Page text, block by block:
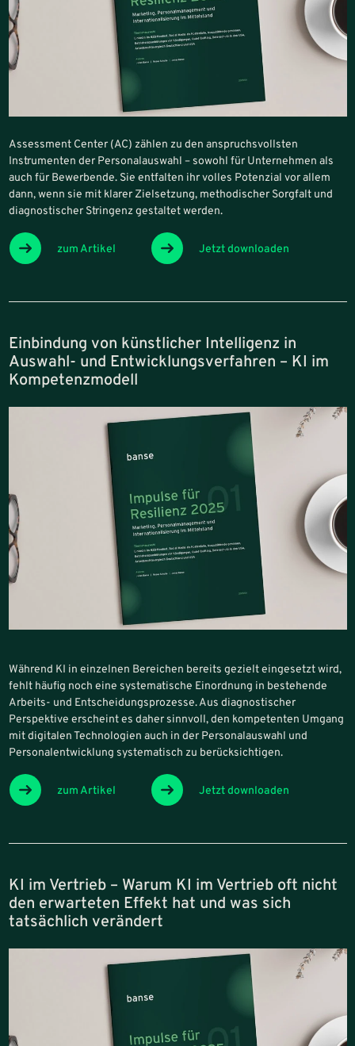
Assessment Center (AC) zählen zu den anspruchsvollsten
Instrumenten der Personalauswahl – sowohl für Unternehmen als
auch für Bewerbende. Sie entfalten ihr volles Potenzial vor allem
dann, wenn sie mit klarer Zielsetzung, methodischer Sorgfalt und
diagnostischer Stringenz gestaltet werden.
zum Artikel Jetzt downloaden
Einbindung von künstlicher Intelligenz in
Auswahl- und Entwicklungsverfahren – KI im
Kompetenzmodell
Während KI in einzelnen Bereichen bereits gezielt eingesetzt wird,
fehlt häufig noch eine systematische Einordnung in bestehende
Arbeits- und Entscheidungsprozesse. Aus diagnostischer
Perspektive erscheint es daher sinnvoll, den kompetenten Umgang
mit digitalen Technologien auch in der Personalauswahl und
Personalentwicklung systematisch zu berücksichtigen.
zum Artikel Jetzt downloaden
KI im Vertrieb – Warum KI im Vertrieb oft nicht
den erwarteten Effekt hat und was sich
tatsächlich verändert